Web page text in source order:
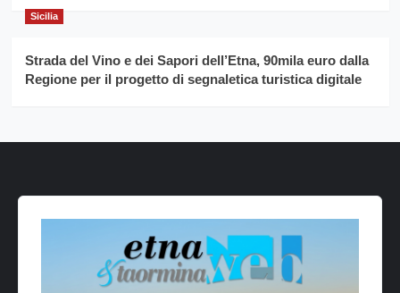
Sicilia
Strada del Vino e dei Sapori dell’Etna, 90mila euro dalla
Regione per il progetto di segnaletica turistica digitale